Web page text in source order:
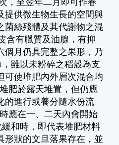
，至翌年二月即可作春
提供微生物生長的空間與
菌絲殘體及其代謝物之混
含有臘質及油腺，有抑
個月仍具完整之果形，乃
雖以未粉碎之稻殼為支
可使堆肥內外層次混合均
肥於露天堆置，但仍應
的進行或養分隨水份流
應在一、二天內會開始
和時，即代表堆肥材料
形狀的文旦落果存在，並